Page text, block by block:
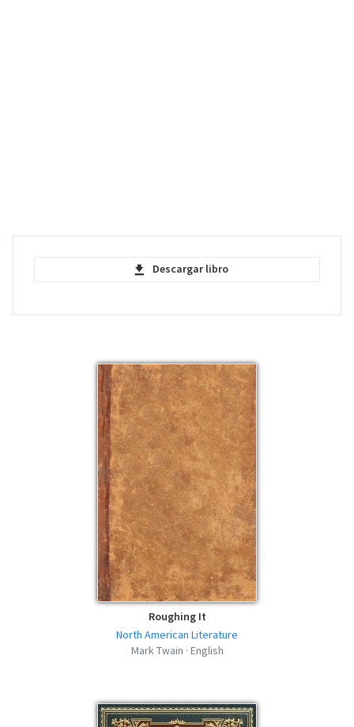
Descargar libro
The Mysterious Stranger - Mark Twain -
EPUB
epub | 1.79 MB | 834 descargas
The Mysterious Stranger - Mark Twain -
MOBI
mobi | 1.04 MB | 904 descargas
The Mysterious Stranger - Mark Twain -
FB2
fb2 | 1.43 MB | 752 descargas
The Mysterious Stranger - Mark Twain -
AZW3
azw3 | 1.07 MB | 425 descargas
Roughing It
North American Literature
Mark Twain · English